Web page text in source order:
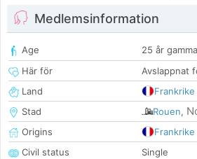
Medlemsinformation
Age
25 år
Här för
Avslappnat
Land
Frankrike
Stad
Rouen,
Origins
Frankrike
Civil status
Single